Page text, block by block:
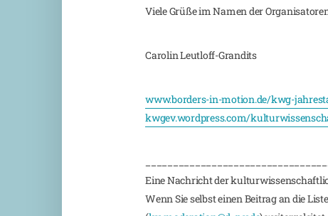
Viele Grüße im Namen der
Carolin Leutloff-Grandits
www.borders-in-motion.de/kwg-
kwgev.wordpress.com/
Eine Nachricht der
Wenn Sie selbst einen Beitrag an die